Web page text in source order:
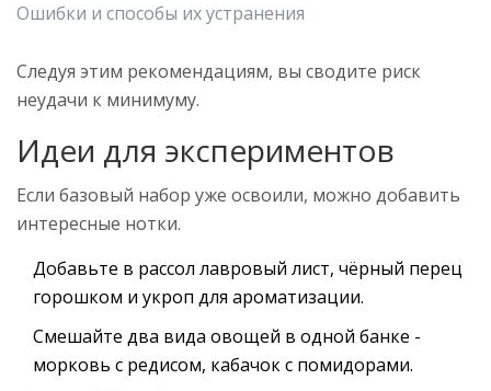
Ошибки и способы их устранения
Следуя этим рекомендациям, вы сводите риск
неудачи к минимуму.
Идеи для экспериментов
Если базовый набор уже освоили, можно добавить
интересные нотки.
Добавьте в рассол лавровый лист, чёрный перец
горошком и укроп для ароматизации.
Смешайте два вида овощей в одной банке -
морковь с редисом, кабачок с помидорами.